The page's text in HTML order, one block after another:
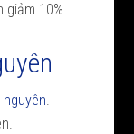
giảm 10%.
.